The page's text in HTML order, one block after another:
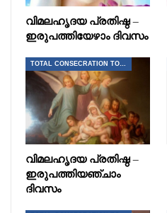
വിമലഹൃദയ പ്രതിഷ്ഠ –
ഇരുപത്തിയേഴാം ദിവസം
വിമലഹൃദയ പ്രതിഷ്ഠ –
ഇരുപത്തിയഞ്ചാം
ദിവസം